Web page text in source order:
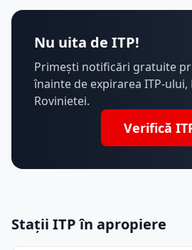
Nu uita de ITP!
Primești notificări gratuite
înainte de expirarea ITP-ului,
Rovinietei.
Verifică
Stații ITP în apropiere